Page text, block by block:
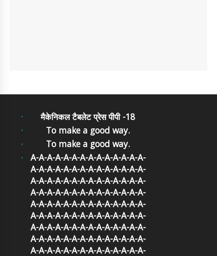
मैकेनिकल टैबलेट प्रेस पीपी -18
To make a good way.
To make a good way.
A-A-A-A-A-A-A-A-A-A-A-A-A-A-
A-A-A-A-A-A-A-A-A-A-A-A-A-A-
A-A-A-A-A-A-A-A-A-A-A-A-A-A-
A-A-A-A-A-A-A-A-A-A-A-A-A-A-
A-A-A-A-A-A-A-A-A-A-A-A-A-A-
A-A-A-A-A-A-A-A-A-A-A-A-A-A-
A-A-A-A-A-A-A-A-A-A-A-A-A-A-
A-A-A-A-A-A-A-A-A-A-A-A-A-A-
A-A-A-A-A-A-A-A-A-A-A-A-A-A-